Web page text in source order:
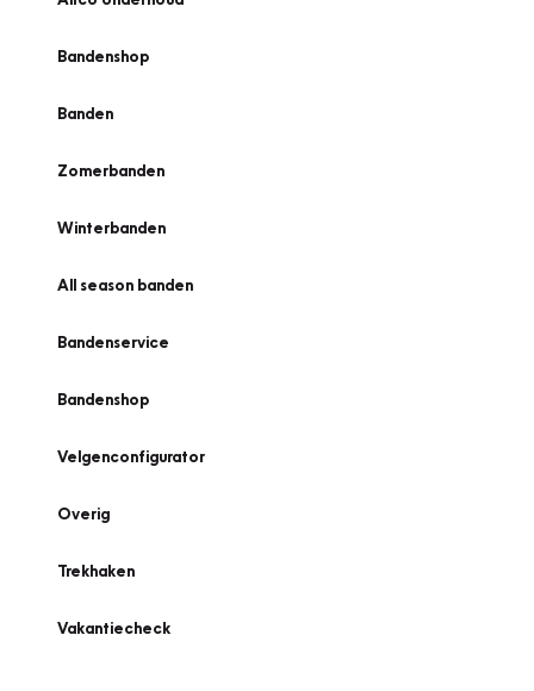
Bandenshop
Banden
Zomerbanden
Winterbanden
All season banden
Bandenservice
Bandenshop
Velgenconfigurator
Overig
Trekhaken
Vakantiecheck